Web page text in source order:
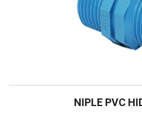
NIPLE PVC